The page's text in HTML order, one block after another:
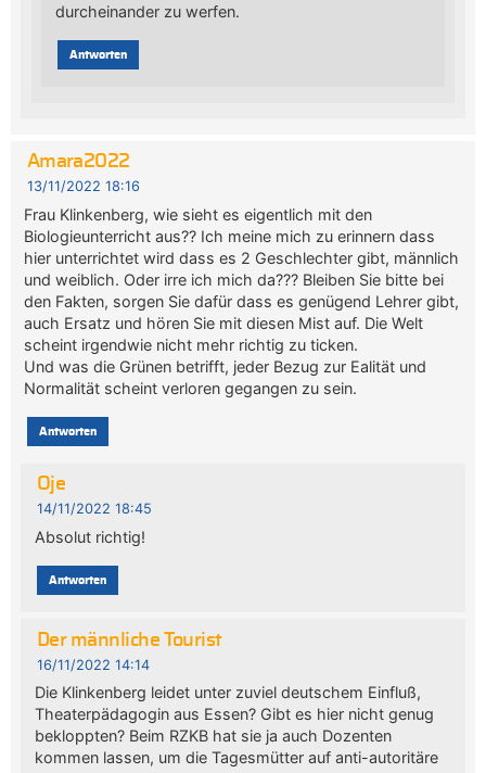
durcheinander zu werfen.
Antworten
Amara2022
13/11/2022 18:16
Frau Klinkenberg, wie sieht es eigentlich mit den
Biologieunterricht aus?? Ich meine mich zu erinnern dass
hier unterrichtet wird dass es 2 Geschlechter gibt, männlich
und weiblich. Oder irre ich mich da??? Bleiben Sie bitte bei
den Fakten, sorgen Sie dafür dass es genügend Lehrer gibt,
auch Ersatz und hören Sie mit diesen Mist auf. Die Welt
scheint irgendwie nicht mehr richtig zu ticken.
Und was die Grünen betrifft, jeder Bezug zur Ealität und
Normalität scheint verloren gegangen zu sein.
Antworten
Oje
14/11/2022 18:45
Absolut richtig!
Antworten
Der männliche Tourist
16/11/2022 14:14
Die Klinkenberg leidet unter zuviel deutschem Einfluß,
Theaterpädagogin aus Essen? Gibt es hier nicht genug
bekloppten? Beim RZKB hat sie ja auch Dozenten
kommen lassen, um die Tagesmütter auf anti-autoritäre